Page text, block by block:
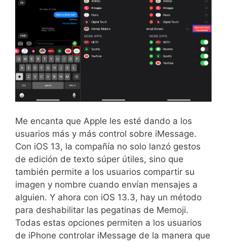
Me encanta que Apple les esté dando a los
usuarios más y más control sobre iMessage.
Con iOS 13, la compañía no solo lanzó gestos
de edición de texto súper útiles, sino que
también permite a los usuarios compartir su
imagen y nombre cuando envían mensajes a
alguien. Y ahora con iOS 13.3, hay un método
para deshabilitar las pegatinas de Memoji.
Todas estas opciones permiten a los usuarios
de iPhone controlar iMessage de la manera que